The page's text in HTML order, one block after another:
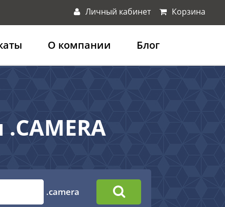
Личный кабинет Корзина
О компании Блог
.camera